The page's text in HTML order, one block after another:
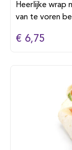
Heerlijke wrap
van te voren
€ 6,75